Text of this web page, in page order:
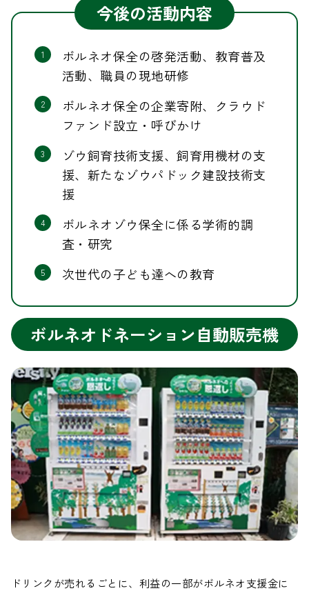
今後の活動内容
1
ボルネオ保全の啓発活動、教育普及
活動、職員の現地研修
2
ボルネオ保全の企業寄附、クラウド
ファンド設立・呼びかけ
3
ゾウ飼育技術支援、飼育用機材の支
援、新たなゾウパドック建設技術支
援
4
ボルネオゾウ保全に係る学術的調
査・研究
5 次世代の子ども達への教育
ボルネオドネーション自動販売機
ドリンクが売れるごとに、利益の一部がボルネオ支援金に